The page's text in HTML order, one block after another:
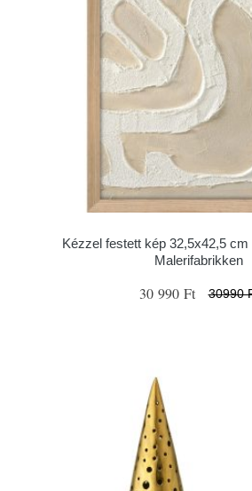
Kézzel festett kép 32,5x42,5
Malerifabrikken
30 990 Ft 30990